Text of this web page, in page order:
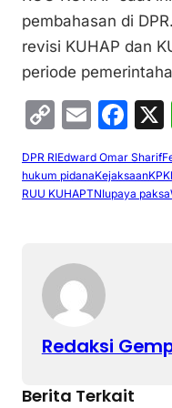
pembahasan di
revisi KUHAP dan
periode
C
o
p
y
n
k
E
m
ai
l
F
a
c
e
DPR RIEdward Omar Sharif
hukum pidanaKejaksaanKPK
RUU KUHAPTNIupaya paksa
Redaksi
Berita Terkait